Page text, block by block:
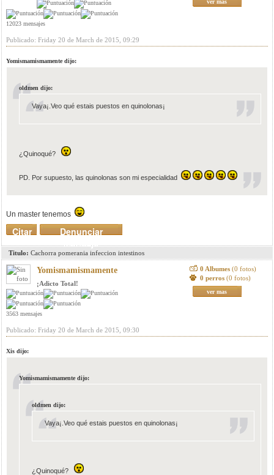
12023 mensajes
ver mas
Publicado: Friday 20 de March de 2015, 09:29
Yomismamismamente dijo:
oldmen dijo:
Vaya¡.Veo qué estais puestos en quinolonas¡
¿Quinoqué?
PD. Por supuesto, las quinolonas son mi especialidad
Un master tenemos
Denunciar
mensaje
Citar
Titulo: Cachorra pomerania infeccion intestinos
Yomismamismamente
¡Adicto Total!
3563 mensajes
0 Albumes (0 fotos)
0 perros (0 fotos)
ver mas
Publicado: Friday 20 de March de 2015, 09:30
Xis dijo:
Yomismamismamente dijo:
oldmen dijo:
Vaya¡.Veo qué estais puestos en quinolonas¡
¿Quinoqué?